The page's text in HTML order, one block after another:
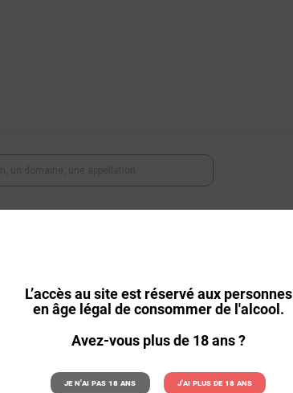
L’accès au site est réservé aux personnes
en âge légal de consommer de l'alcool.
Avez-vous plus de 18 ans ?
Je n'ai pas 18 ans J'ai plus de 18 ans